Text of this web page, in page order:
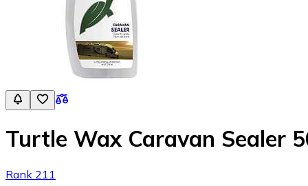
Turtle Wax Caravan Sealer
Rank 211